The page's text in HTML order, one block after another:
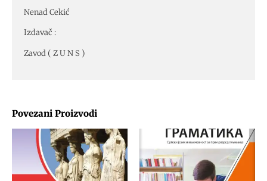
Povezani Proizvodi
Nenad Cekić
Izdavač :
Zavod ( Z U N S )